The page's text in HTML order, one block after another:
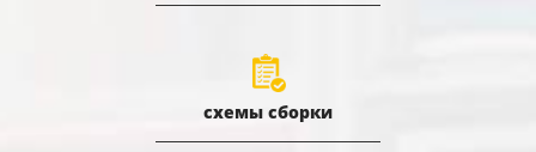
схемы сборки